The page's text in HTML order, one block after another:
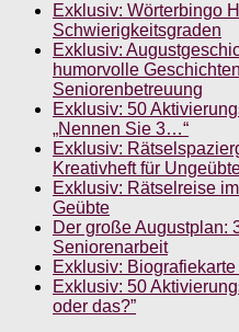
Exklusiv: Wörterbingo
Schwierigkeitsgraden
Exklusiv:
humorvolle
Seniorenbetreuung
Exklusiv: 50
„Nennen Sie 3…“
Exklusiv:
Kreativheft für
Exklusiv: Rätselreise
Geübte
Der große Augustplan:
Seniorenarbeit
Exklusiv: Biografiekarte
Exklusiv: 50
oder das?”